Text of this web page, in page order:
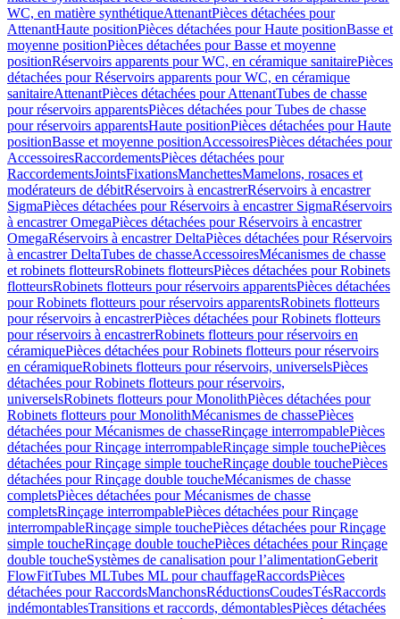
WC, en matière synthétiqueAttenantPièces détachées pour
AttenantHaute positionPièces détachées pour Haute positionBasse et
moyenne positionPièces détachées pour Basse et moyenne
positionRéservoirs apparents pour WC, en céramique sanitairePièces
détachées pour Réservoirs apparents pour WC, en céramique
sanitaireAttenantPièces détachées pour AttenantTubes de chasse
pour réservoirs apparentsPièces détachées pour Tubes de chasse
pour réservoirs apparentsHaute positionPièces détachées pour Haute
positionBasse et moyenne positionAccessoiresPièces détachées pour
AccessoiresRaccordementsPièces détachées pour
RaccordementsJointsFixationsManchettesMamelons, rosaces et
modérateurs de débitRéservoirs à encastrerRéservoirs à encastrer
SigmaPièces détachées pour Réservoirs à encastrer SigmaRéservoirs
à encastrer OmegaPièces détachées pour Réservoirs à encastrer
OmegaRéservoirs à encastrer DeltaPièces détachées pour Réservoirs
à encastrer DeltaTubes de chasseAccessoiresMécanismes de chasse
et robinets flotteursRobinets flotteursPièces détachées pour Robinets
flotteursRobinets flotteurs pour réservoirs apparentsPièces détachées
pour Robinets flotteurs pour réservoirs apparentsRobinets flotteurs
pour réservoirs à encastrerPièces détachées pour Robinets flotteurs
pour réservoirs à encastrerRobinets flotteurs pour réservoirs en
céramiquePièces détachées pour Robinets flotteurs pour réservoirs
en céramiqueRobinets flotteurs pour réservoirs, universelsPièces
détachées pour Robinets flotteurs pour réservoirs,
universelsRobinets flotteurs pour MonolithPièces détachées pour
Robinets flotteurs pour MonolithMécanismes de chassePièces
détachées pour Mécanismes de chasseRinçage interrompablePièces
détachées pour Rinçage interrompableRinçage simple touchePièces
détachées pour Rinçage simple toucheRinçage double touchePièces
détachées pour Rinçage double toucheMécanismes de chasse
completsPièces détachées pour Mécanismes de chasse
completsRinçage interrompablePièces détachées pour Rinçage
interrompableRinçage simple touchePièces détachées pour Rinçage
simple toucheRinçage double touchePièces détachées pour Rinçage
double toucheSystèmes de canalisation pour l’alimentationGeberit
FlowFitTubes MLTubes ML pour chauffageRaccordsPièces
détachées pour RaccordsManchonsRéductionsCoudesTésRaccords
indémontablesTransitions et raccords, démontablesPièces détachées